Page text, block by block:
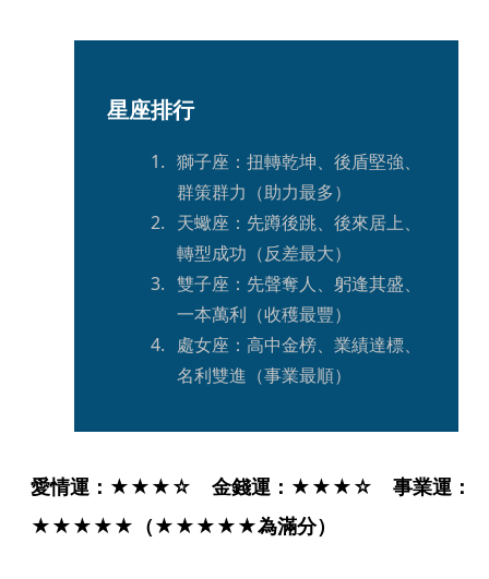
星座排行
獅子座：扭轉乾坤、後盾堅強、
群策群力（助力最多）
天蠍座：先蹲後跳、後來居上、
轉型成功（反差最大）
雙子座：先聲奪人、躬逢其盛、
一本萬利（收穫最豐）
處女座：高中金榜、業績達標、
名利雙進（事業最順）
愛情運：★★★☆　金錢運：★★★☆　事業運：
★★★★★（★★★★★為滿分）